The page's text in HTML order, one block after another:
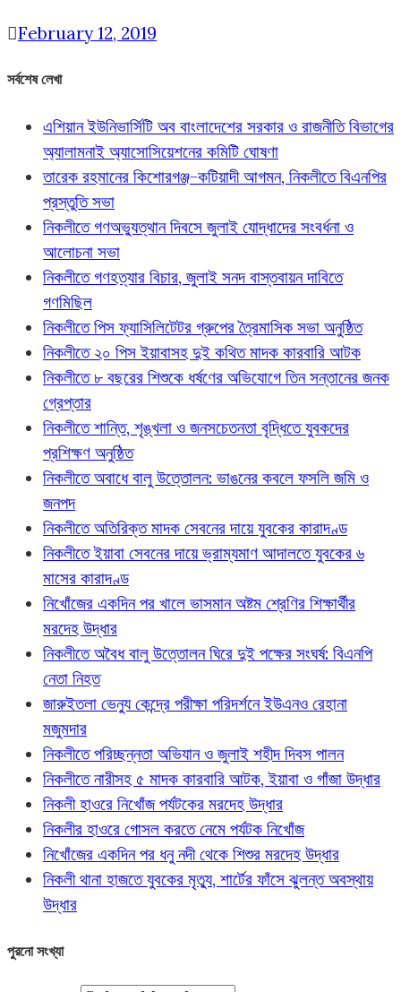
February 12, 2019
সর্বশেষ লেখা
এশিয়ান ইউনিভার্সিটি অব বাংলাদেশের সরকার ও রাজনীতি বিভাগের
অ্যালামনাই অ্যাসোসিয়েশনের কমিটি ঘোষণা
তারেক রহমানের কিশোরগঞ্জ-কটিয়াদী আগমন, নিকলীতে বিএনপির
প্রস্তুতি সভা
নিকলীতে গণঅভ্যুত্থান দিবসে জুলাই যোদ্ধাদের সংবর্ধনা ও
আলোচনা সভা
নিকলীতে গণহত্যার বিচার, জুলাই সনদ বাস্তবায়ন দাবিতে
গণমিছিল
নিকলীতে পিস ফ্যাসিলিটেটর গ্রুপের ত্রৈমাসিক সভা অনুষ্ঠিত
নিকলীতে ২০ পিস ইয়াবাসহ দুই কথিত মাদক কারবারি আটক
নিকলীতে ৮ বছরের শিশুকে ধর্ষণের অভিযোগে তিন সন্তানের জনক
গ্রেপ্তার
নিকলীতে শান্তি, শৃঙ্খলা ও জনসচেতনতা বৃদ্ধিতে যুবকদের
প্রশিক্ষণ অনুষ্ঠিত
নিকলীতে অবাধে বালু উত্তোলন: ভাঙনের কবলে ফসলি জমি ও
জনপদ
নিকলীতে অতিরিক্ত মাদক সেবনের দায়ে যুবকের কারাদণ্ড
নিকলীতে ইয়াবা সেবনের দায়ে ভ্রাম্যমাণ আদালতে যুবকের ৬
মাসের কারাদণ্ড
নিখোঁজের একদিন পর খালে ভাসমান অষ্টম শ্রেণির শিক্ষার্থীর
মরদেহ উদ্ধার
নিকলীতে অবৈধ বালু উত্তোলন ঘিরে দুই পক্ষের সংঘর্ষ: বিএনপি
নেতা নিহত
জারুইতলা ভেন্যু কেন্দ্রে পরীক্ষা পরিদর্শনে ইউএনও রেহানা
মজুমদার
নিকলীতে পরিচ্ছন্নতা অভিযান ও জুলাই শহীদ দিবস পালন
নিকলীতে নারীসহ ৫ মাদক কারবারি আটক, ইয়াবা ও গাঁজা উদ্ধার
নিকলী হাওরে নিখোঁজ পর্যটকের মরদেহ উদ্ধার
নিকলীর হাওরে গোসল করতে নেমে পর্যটক নিখোঁজ
নিখোঁজের একদিন পর ধনু নদী থেকে শিশুর মরদেহ উদ্ধার
নিকলী থানা হাজতে যুবকের মৃত্যু, শার্টের ফাঁসে ঝুলন্ত অবস্থায়
উদ্ধার
পুরনো সংখ্যা